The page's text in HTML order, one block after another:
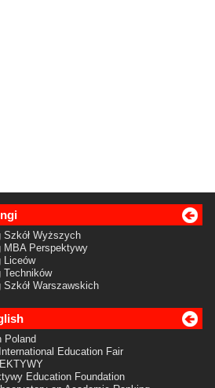
Szkół Wyższych
MBA Perspektywy
Liceów
Techników
Szkół Warszawskich
Poland
Education Fair
Education Foundation